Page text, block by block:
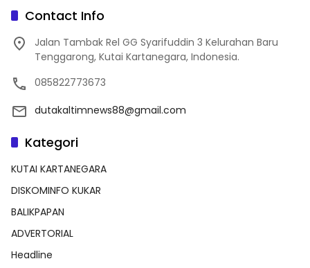
Contact Info
Jalan Tambak Rel GG Syarifuddin 3 Kelurahan Baru
Tenggarong, Kutai Kartanegara, Indonesia.
085822773673
dutakaltimnews88@gmail.com
Kategori
KUTAI KARTANEGARA
DISKOMINFO KUKAR
BALIKPAPAN
ADVERTORIAL
Headline